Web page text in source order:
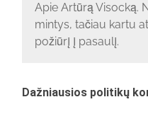
Apie Artūrą Visocką.
mintys, tačiau kartu
požiūrį į pasaulį.
Dažniausios politikų